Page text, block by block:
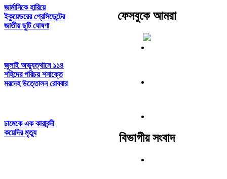
জার্মানিকে হারিয়ে
ইকুয়েডরের প্রেসিডেন্টের
জাতীয় ছুটি ঘোষণা
জুলাই অভ্যুত্থানে ১১৪
শহিদের পরিচয় শনাক্তে
মরদেহ উত্তোলন রোববার
ঢামেকে এক কারাবন্দী
কয়েদির মৃত্যু
ফেসবুকে আমরা
বিভাগীয় সংবাদ